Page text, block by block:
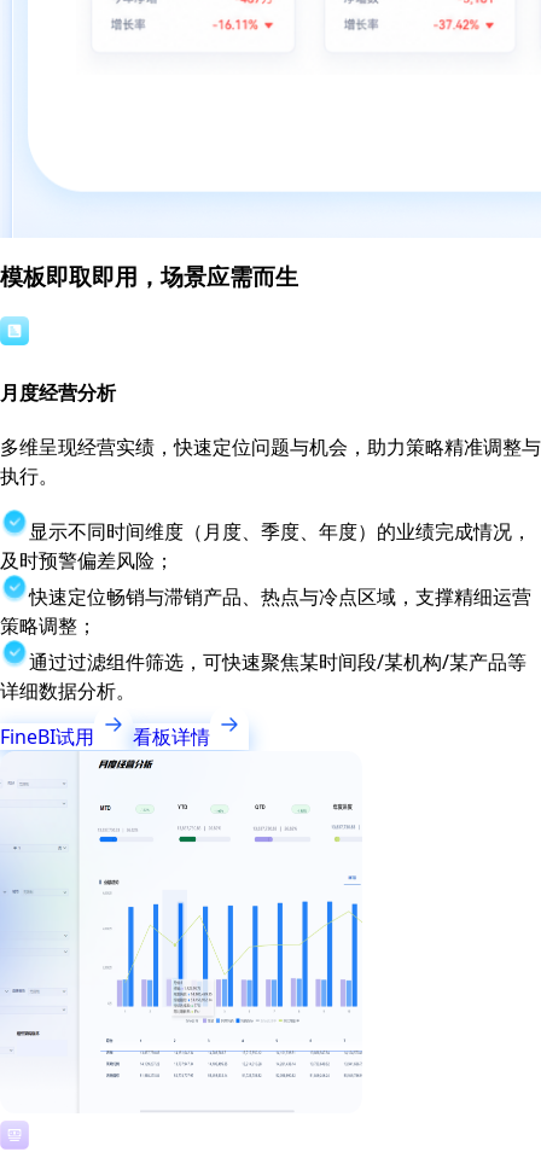
模板即取即用，场景应需而生
月度经营分析
多维呈现经营实绩，快速定位问题与机会，助力策略精准调整与
执行。
显示不同时间维度（月度、季度、年度）的业绩完成情况，
及时预警偏差风险；
快速定位畅销与滞销产品、热点与冷点区域，支撑精细运营
策略调整；
通过过滤组件筛选，可快速聚焦某时间段/某机构/某产品等
详细数据分析。
FineBI试用
看板详情